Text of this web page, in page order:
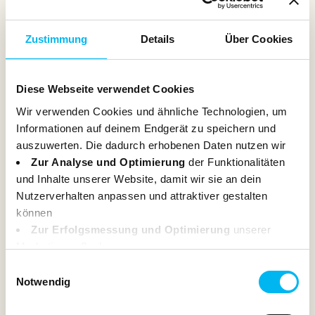
Zustimmung Details Über Cookies
Diese Webseite verwendet Cookies
Wir verwenden Cookies und ähnliche Technologien, um
Informationen auf deinem Endgerät zu speichern und
auszuwerten. Die dadurch erhobenen Daten nutzen wir
Zur Analyse und Optimierung der Funktionalitäten
und Inhalte unserer Website, damit wir sie an dein
Nutzerverhalten anpassen und attraktiver gestalten
können
Zur Erfolgsmessung und Optimierung unserer
Marketingmaßnahmen.
werden. Einige dieser Anbieter haben ihren Sitz
außerhalb des Europäischen Wirtschaftsraums (z. B. in
Notwendig
€24.99*
Add to shopping cart